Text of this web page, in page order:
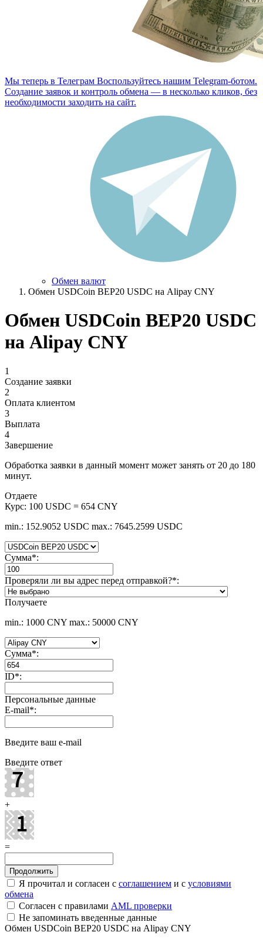
Мы теперь в Телеграм Воспользуйтесь нашим Telegram-ботом.
Создание заявок и контроль обмена — в несколько кликов, без
необходимости заходить на сайт.
Обмен валют
Обмен USDCoin BEP20 USDC на Alipay CNY
Обмен USDCoin BEP20 USDC
на Alipay CNY
1
Создание заявки
2
Оплата клиентом
3
Выплата
4
Завершение
Обработка заявки в данный момент может занять от 20 до 180
минут.
Отдаете
Курс: 100 USDC = 654 CNY
min.: 152.9052 USDC max.: 7645.2599 USDC
Сумма*:
Проверяли ли вы адрес перед отправкой?*:
Получаете
min.: 1000 CNY max.: 50000 CNY
Сумма*:
ID*:
Персональные данные
E-mail*:
Введите ваш e-mail
Введите ответ
+
=
Я прочитал и согласен с соглашением и с условиями
обмена
Согласен с правилами AML проверки
Не запоминать введенные данные
Обмен USDCoin BEP20 USDC на Alipay CNY